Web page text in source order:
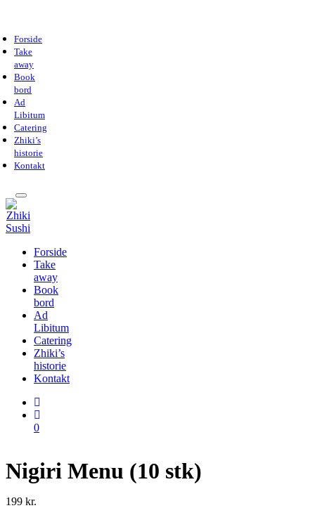
Forside
Take
away
Book
bord
Ad
Libitum
Catering
Zhiki’s
historie
Kontakt
Forside
Take
away
Book
bord
Ad
Libitum
Catering
Zhiki’s
historie
Kontakt
0
Nigiri Menu (10 stk)
199 kr.